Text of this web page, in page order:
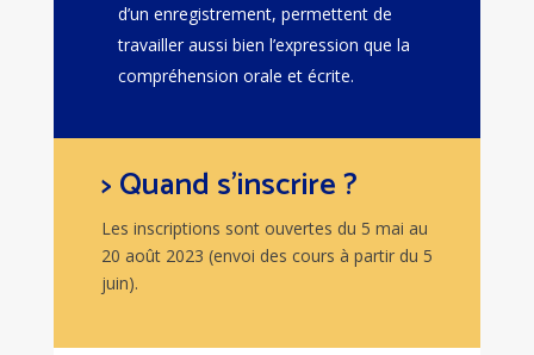
d’un enregistrement, permettent de
travailler aussi bien l’expression que la
compréhension orale et écrite.
> Quand s’inscrire ?
Les inscriptions sont ouvertes du 5 mai au
20 août 2023 (envoi des cours à partir du 5
juin).